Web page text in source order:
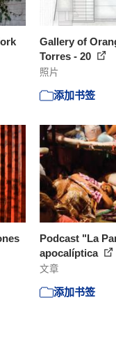
Gallery of
Torres - 20
照片
添加书签
Podcast "La
apocalíptica
文章
添加书签